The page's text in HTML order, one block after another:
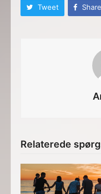
Tweet Share
Relaterede